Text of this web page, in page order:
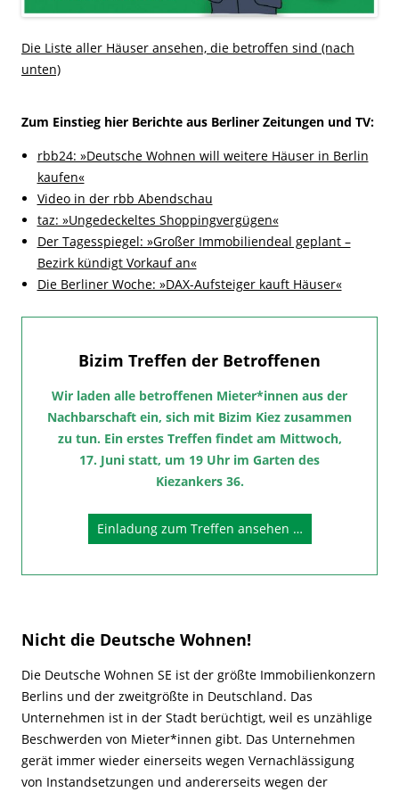
Die Liste aller Häuser ansehen, die betroffen sind (nach
unten)
Zum Einstieg hier Berichte aus Berliner Zeitungen und TV:
rbb24: »Deutsche Wohnen will weitere Häuser in Berlin
kaufen«
Video in der rbb Abendschau
taz: »Ungedeckeltes Shoppingvergügen«
Der Tagesspiegel: »Großer Immobiliendeal geplant –
Bezirk kündigt Vorkauf an«
Die Berliner Woche: »DAX-Aufsteiger kauft Häuser«
Bizim Treffen der Betroffenen
Wir laden alle betroffenen Mieter*innen aus der
Nachbarschaft ein, sich mit Bizim Kiez zusammen
zu tun. Ein erstes Treffen findet am Mittwoch,
17. Juni statt, um 19 Uhr im Garten des
Kiezankers 36.
Einladung zum Treffen ansehen …
Nicht die Deutsche Wohnen!
Die Deutsche Wohnen SE ist der größte Immobilienkonzern
Berlins und der zweitgrößte in Deutschland. Das
Unternehmen ist in der Stadt berüchtigt, weil es unzählige
Beschwerden von Mieter*innen gibt. Das Unternehmen
gerät immer wieder einerseits wegen Vernachlässigung
von Instandsetzungen und andererseits wegen der